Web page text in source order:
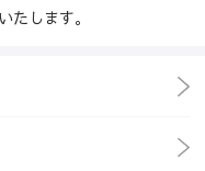
します。